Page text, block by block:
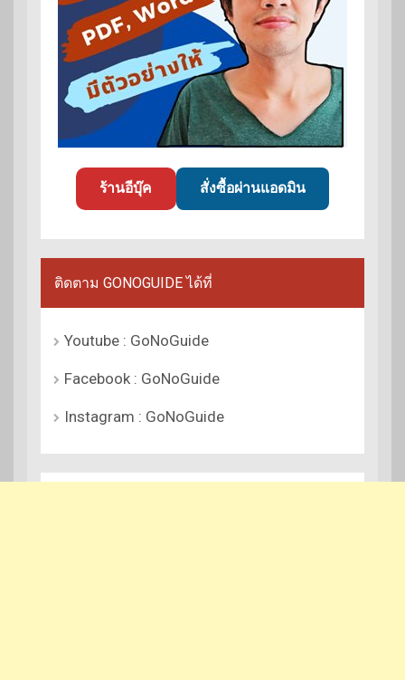
ร้านอีบุ๊ค สั่งซื้อผ่านแอดมิน
ติดตาม GONOGUIDE ได้ที่
Youtube : GoNoGuide
Facebook : GoNoGuide
Instagram : GoNoGuide